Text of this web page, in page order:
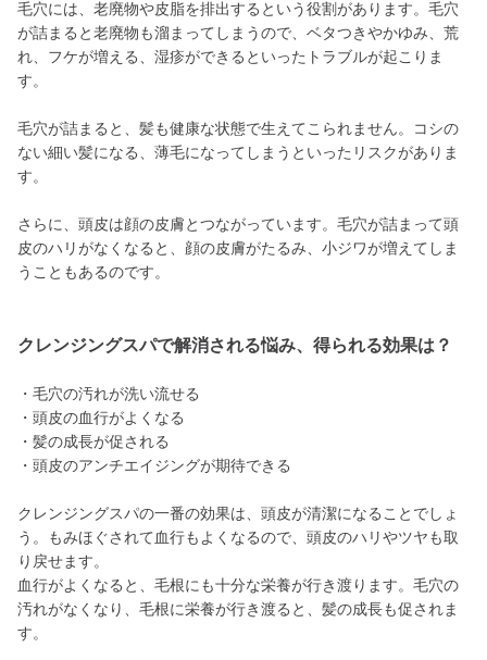
毛穴には、老廃物や皮脂を排出するという役割があります。毛穴
が詰まると老廃物も溜まってしまうので、ベタつきやかゆみ、荒
れ、フケが増える、湿疹ができるといったトラブルが起こりま
す。
毛穴が詰まると、髪も健康な状態で生えてこられません。コシの
ない細い髪になる、薄毛になってしまうといったリスクがありま
す。
さらに、頭皮は顔の皮膚とつながっています。毛穴が詰まって頭
皮のハリがなくなると、顔の皮膚がたるみ、小ジワが増えてしま
うこともあるのです。
クレンジングスパで解消される悩み、得られる効果は？
・毛穴の汚れが洗い流せる
・頭皮の血行がよくなる
・髪の成長が促される
・頭皮のアンチエイジングが期待できる
クレンジングスパの一番の効果は、頭皮が清潔になることでしょ
う。もみほぐされて血行もよくなるので、頭皮のハリやツヤも取
り戻せます。
血行がよくなると、毛根にも十分な栄養が行き渡ります。毛穴の
汚れがなくなり、毛根に栄養が行き渡ると、髪の成長も促されま
す。